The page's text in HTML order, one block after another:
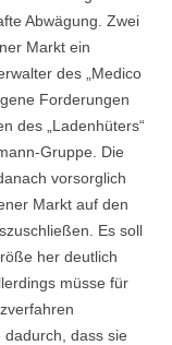
Abwägung. Zwei
Markt ein
des „Medico
Forderungen
des „Ladenhüters“
Gruppe. Die
vorsorglich
Markt auf den
Es soll
her deutlich
müsse für
dass sie